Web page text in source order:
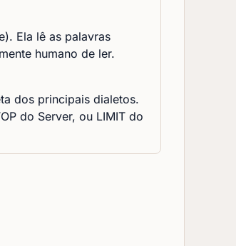
Ela lê as palavras
humano de ler.
dos principais dialetos.
do Server, ou LIMIT do